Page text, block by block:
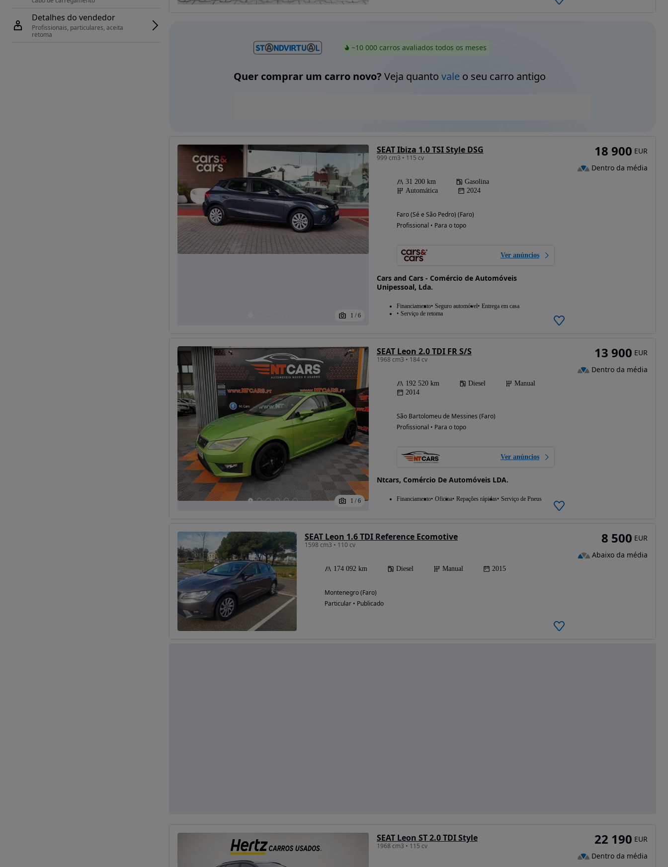
Detalhes do vendedor
Profissionais, particulares, aceita
retoma
~10 000 carros avaliados todos os meses
Quer comprar um carro novo? Veja quanto valeo seu carro antigo
1 / 6
SEAT Ibiza 1.0 TSI Style DSG
999 cm3 • 115 cv
31 200 km
Gasolina
Automática
2024
Faro (Sé e São Pedro) (Faro)
Profissional • Para o topo
Ver anúncios
Cars and Cars - Comércio de Automóveis
Unipessoal, Lda.
Financiamento Seguro automóvel Entrega em casa
Serviço de retoma
18 900 EUR
Dentro da média
1 / 6
SEAT Leon 2.0 TDI FR S/S
1968 cm3 • 184 cv
192 520 km Diesel
Manual
2014
São Bartolomeu de Messines (Faro)
Profissional • Para o topo
Ver anúncios
Ntcars, Comércio De Automóveis LDA.
Financiamento Oficina Repações rápidas Serviço de Pneus
13 900 EUR
Dentro da média
SEAT Leon 1.6 TDI Reference Ecomotive
1598 cm3 • 110 cv
174 092 km Diesel Manual 2015
Montenegro (Faro)
Particular • Publicado
8 500 EUR
Abaixo da média
SEAT Leon ST 2.0 TDI Style
1968 cm3 • 115 cv 22 190 EUR
Dentro da média